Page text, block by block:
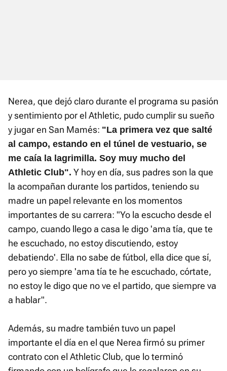
Nerea, que dejó claro durante el programa su pasión
y sentimiento por el Athletic, pudo cumplir su sueño
y jugar en San Mamés: "La primera vez que salté
al campo, estando en el túnel de vestuario, se
me caía la lagrimilla. Soy muy mucho del
Athletic Club". Y hoy en día, sus padres son la que
la acompañan durante los partidos, teniendo su
madre un papel relevante en los momentos
importantes de su carrera: "Yo la escucho desde el
campo, cuando llego a casa le digo 'ama tía, que te
he escuchado, no estoy discutiendo, estoy
debatiendo'. Ella no sabe de fútbol, ella dice que sí,
pero yo siempre 'ama tía te he escuchado, córtate,
no estoy le digo que no ve el partido, que siempre va
a hablar".
Además, su madre también tuvo un papel
importante el día en el que Nerea firmó su primer
contrato con el Athletic Club, que lo terminó